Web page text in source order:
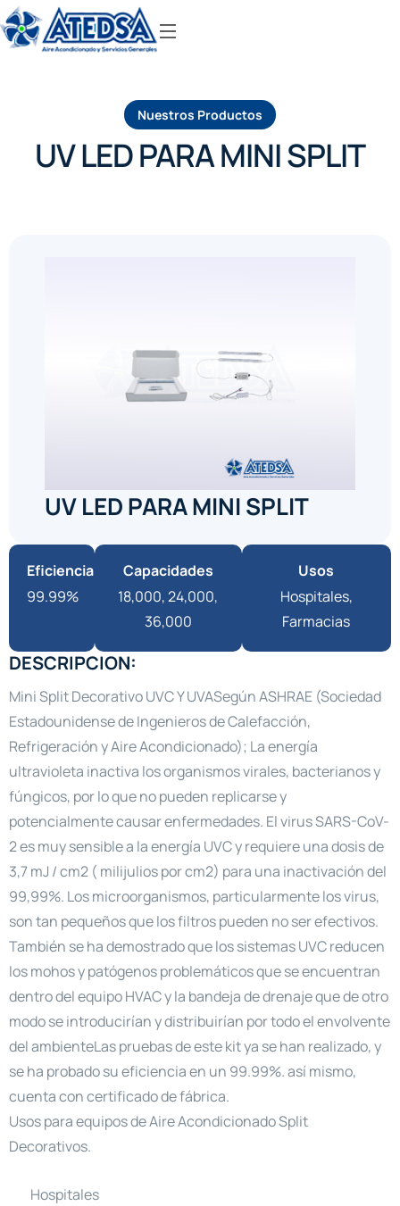
Nuestros Productos
UV LED PARA MINI SPLIT
UV LED PARA MINI SPLIT
Eficiencia
99.99%
Capacidades
18,000, 24,000,
36,000
Usos
Hospitales,
Farmacias
DESCRIPCION:
Mini Split Decorativo UVC Y UVASegún ASHRAE (Sociedad
Estadounidense de Ingenieros de Calefacción,
Refrigeración y Aire Acondicionado); La energía
ultravioleta inactiva los organismos virales, bacterianos y
fúngicos, por lo que no pueden replicarse y
potencialmente causar enfermedades. El virus SARS-CoV-
2 es muy sensible a la energía UVC y requiere una dosis de
3,7 mJ / cm2 ( milijulios por cm2) para una inactivación del
99,99%. Los microorganismos, particularmente los virus,
son tan pequeños que los filtros pueden no ser efectivos.
También se ha demostrado que los sistemas UVC reducen
los mohos y patógenos problemáticos que se encuentran
dentro del equipo HVAC y la bandeja de drenaje que de otro
modo se introducirían y distribuirían por todo el envolvente
del ambienteLas pruebas de este kit ya se han realizado, y
se ha probado su eficiencia en un 99.99%. así mismo,
cuenta con certificado de fábrica.
Usos para equipos de Aire Acondicionado Split
Decorativos.
Hospitales